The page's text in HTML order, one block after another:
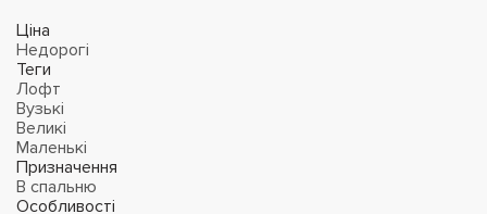
Ціна
Недорогі
Теги
Лофт
Вузькі
Великі
Маленькі
Призначення
В спальню
Особливості